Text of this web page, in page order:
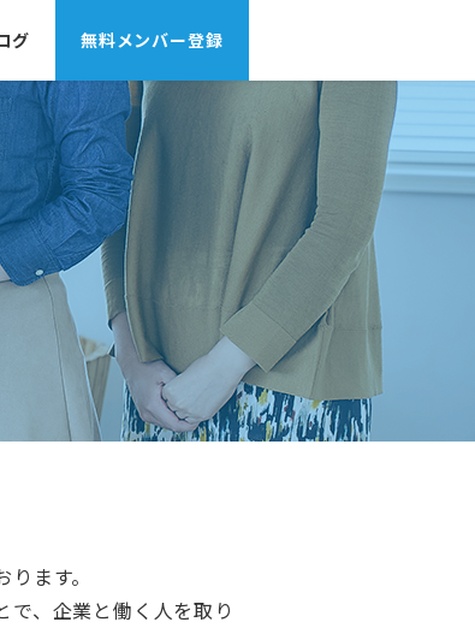
グ 無料メンバー登録
ます。
、企業と働く人を取り